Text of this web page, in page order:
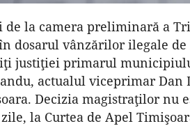
de la camera preliminară a
dosarul vânzărilor ilegale
justiţiei primarul
actualul viceprimar
Decizia magistraţilor nu
la Curtea de Apel